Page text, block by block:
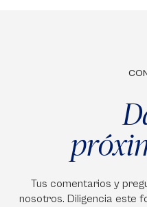
Tus comentarios y
nosotros. Diligencia este